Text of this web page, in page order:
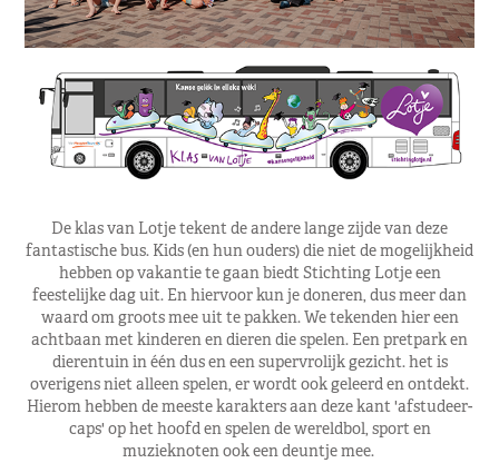
De klas van Lotje tekent de andere lange zijde van deze
fantastische bus. Kids (en hun ouders) die niet de mogelijkheid
hebben op vakantie te gaan biedt Stichting Lotje een
feestelijke dag uit. En hiervoor kun je doneren, dus meer dan
waard om groots mee uit te pakken. We tekenden hier een
achtbaan met kinderen en dieren die spelen. Een pretpark en
dierentuin in één dus en een supervrolijk gezicht. het is
overigens niet alleen spelen, er wordt ook geleerd en ontdekt.
Hierom hebben de meeste karakters aan deze kant 'afstudeer-
caps' op het hoofd en spelen de wereldbol, sport en
muzieknoten ook een deuntje mee.